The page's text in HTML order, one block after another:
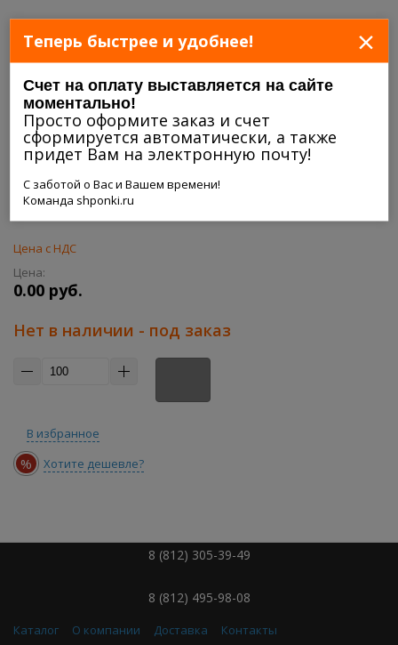
Теперь быстрее и удобнее! ×
Счет на оплату выставляется на сайте
моментально!
Просто оформите заказ и счет
сформируется автоматически, а также
придет Вам на электронную почту!
С заботой о Вас и Вашем времени!
Команда shponki.ru
Цена с НДС
Цена:
0.00 руб.
Нет в наличии - под заказ
В избранное
% Хотите дешевле?
8 (812) 305-39-49
8 (812) 495-98-08
Каталог О компании Доставка Контакты